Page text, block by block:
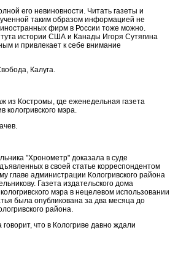
его невиновности. Читать газеты и
таким образом информацией не
фирм в России тоже можно.
истории США и Канады Игоря Сутягина
и привлекает к себе внимание
Калуга.
из Костромы, где еженедельная газета
кологривского мэра.
"Хронометр" доказала в суде
в своей статье корреспондентом
главе администрации Кологривского района
Газета издательского дома
мэра в нецелевом использовании
была опубликована за два месяца до
района.
что в Кологриве давно ждали